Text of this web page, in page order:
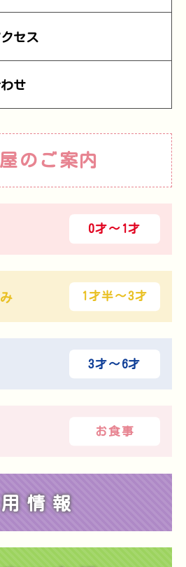
セス
せ
のご案内
0才〜1才
1才半〜3才
3才〜6才
お食事
情報